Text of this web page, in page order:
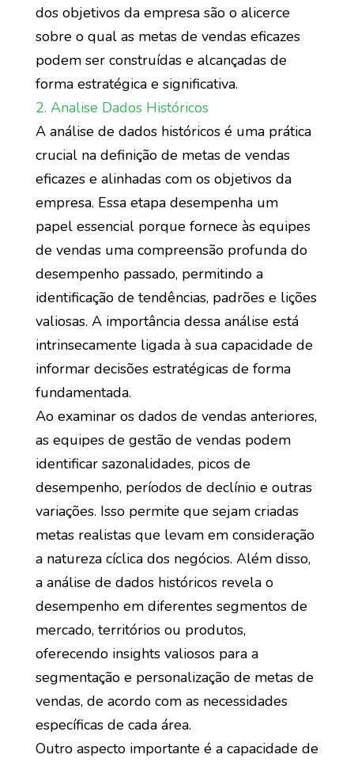
dos objetivos da empresa são o alicerce
sobre o qual as metas de vendas eficazes
podem ser construídas e alcançadas de
forma estratégica e significativa.
2. Analise Dados Históricos
A análise de dados históricos é uma prática
crucial na definição de metas de vendas
eficazes e alinhadas com os objetivos da
empresa. Essa etapa desempenha um
papel essencial porque fornece às equipes
de vendas uma compreensão profunda do
desempenho passado, permitindo a
identificação de tendências, padrões e lições
valiosas. A importância dessa análise está
intrinsecamente ligada à sua capacidade de
informar decisões estratégicas de forma
fundamentada.
Ao examinar os dados de vendas anteriores,
as equipes de gestão de vendas podem
identificar sazonalidades, picos de
desempenho, períodos de declínio e outras
variações. Isso permite que sejam criadas
metas realistas que levam em consideração
a natureza cíclica dos negócios. Além disso,
a análise de dados históricos revela o
desempenho em diferentes segmentos de
mercado, territórios ou produtos,
oferecendo insights valiosos para a
segmentação e personalização de metas de
vendas, de acordo com as necessidades
específicas de cada área.
Outro aspecto importante é a capacidade de